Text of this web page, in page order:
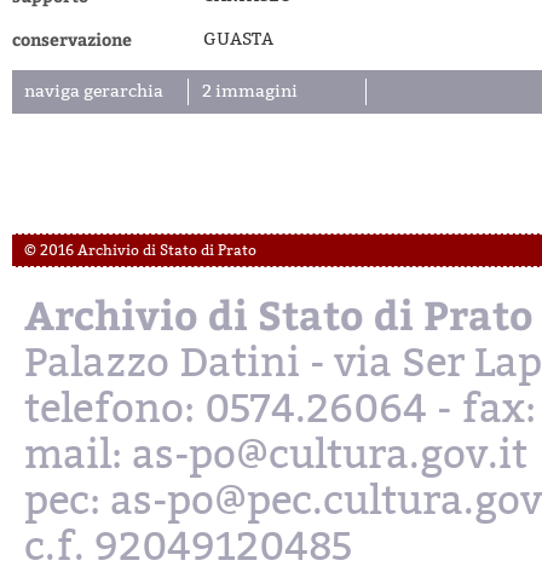
conservazione GUASTA
naviga gerarchia 2 immagini
© 2016 Archivio di Stato di Prato
Archivio di Stato di Prato
Palazzo Datini - via Ser
telefono: 0574.26064 - fax:
mail: as-po@cultura.gov.it
pec: as-
c.f. 92049120485